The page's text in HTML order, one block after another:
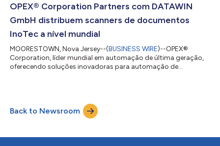
com múltiplas zonas de temperatura e múltiplas
profundidades, voltada a sistemas automatizados de
fulfillme...
OPEX® Corporation Partners com DATAWIN
GmbH distribuem scanners de documentos
InoTec a nível mundial
MOORESTOWN, Nova Jersey--(BUSINESS WIRE)--OPEX®
Corporation, líder mundial em automação de última geração,
oferecendo soluções inovadoras para automação de
OPEX ofereça a DATAWIN scanners de documentos InoTec a
nível mundial. Para a DATAWIN, com sede em Ergolding, perto
de Landshut, Alemanha, esta aliança abre novos mercados
Back to Newsroom